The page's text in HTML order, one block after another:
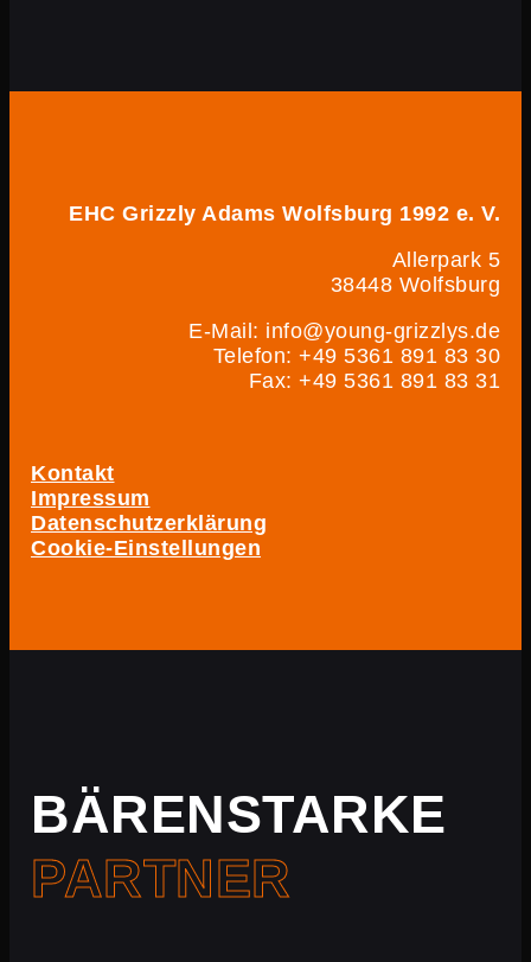
EHC Grizzly Adams Wolfsburg 1992 e. V.
Allerpark 5
38448 Wolfsburg
E-Mail: info@young-grizzlys.de
Telefon: +49 5361 891 83 30
Fax: +49 5361 891 83 31
Kontakt
Impressum
Datenschutzerklärung
Cookie-Einstellungen
BÄRENSTARKE
PARTNER